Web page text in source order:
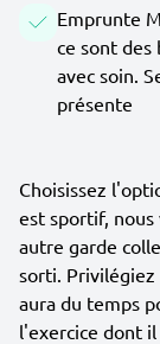
Emprunte
ce sont des
avec soin.
présente
Choisissez
est sportif, nous
autre garde
sorti. Privilégiez
aura du temps
l'exercice dont il